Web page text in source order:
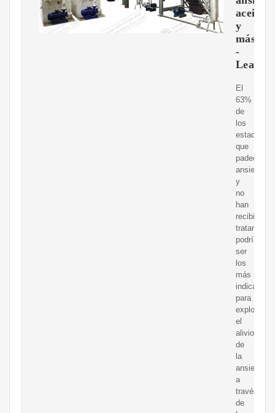
aceites
y
más…
-
El
63%
de
los
que
padecen
ansiedad
y
no
han
recibido
tratamiento
podrían
ser
los
más
indicados
para
explorar
el
alivio
de
la
ansiedad
a
través
de